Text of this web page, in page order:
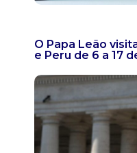
O Papa Leão
e Peru de 6 a 17